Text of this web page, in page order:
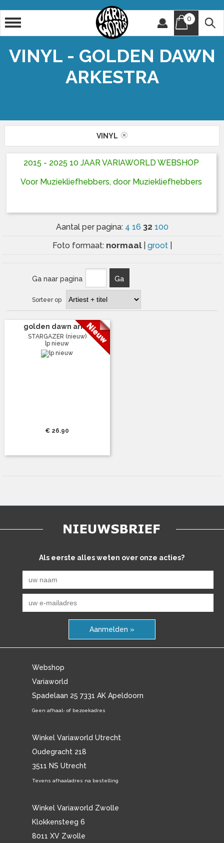
0
VINYL - GOLDEN DAWN
ARKESTRA
VINYL
2015 - 2025 10 JAAR VARIAWORLD WEBSHOP
Voor Muziekliefhebbers, door Muziekliefhebbers
Aantal per pagina: 4 16 32 100
Foto formaat: normaal groot
Ga naar pagina Ga
Sorteer op
golden dawn ark...
STARGAZER (nieuw)
lp nieuw
€ 26.90
Als eerste alles weten over onze acties?
Aanmelden »
Webshop
Variaworld
Spadelaan 25 7331 AK Apeldoorn
Geen afhaal- of bezoekadres
Winkel Variaworld Utrecht
Oudegracht 218
3511 NS Utrecht
Tevens afhaaladres na bestelling
Winkel Variaworld Zwolle
Klokkensteeg 6
8011 XV Zwolle